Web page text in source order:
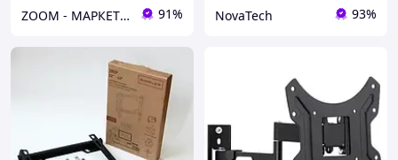
ZOOM - МАРКЕТ ЦИФРОВОЇ ТЕХНІКИ 91% NovaTech 93%